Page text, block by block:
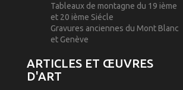
Tableaux de montagne du 19 ième
et 20 ième Siécle
Gravures anciennes du Mont Blanc
et Genève
ARTICLES ET ŒUVRES
D'ART